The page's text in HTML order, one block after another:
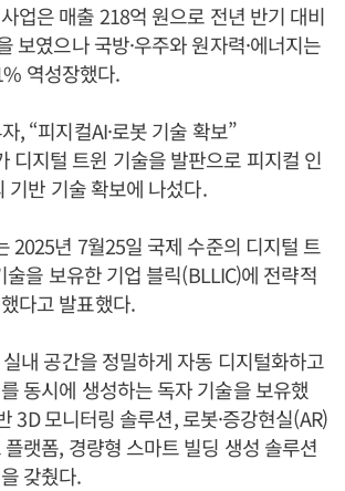
업은 매출 218억 원으로 전년 반기 대비
보였으나 국방·우주와 원자력·에너지는
역성장했다.
, “피지컬AI·로봇 기술 확보”
디지털 트윈 기술을 발판으로 피지컬 인
기반 기술 확보에 나섰다.
2025년 7월25일 국제 수준의 디지털 트
술을 보유한 기업 블릭(BLLIC)에 전략적
다고 발표했다.
내 공간을 정밀하게 자동 디지털화하고
동시에 생성하는 독자 기술을 보유했
3D 모니터링 솔루션, 로봇·증강현실(AR)
랫폼, 경량형 스마트 빌딩 생성 솔루션
갖췄다.